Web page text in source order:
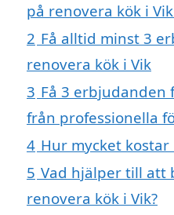
på renovera kök i
2 Få alltid minst 3
renovera kök i Vik
3 Få 3 erbjudanden
från professionella
4 Hur mycket kostar
5 Vad hjälper till att
renovera kök i Vik?